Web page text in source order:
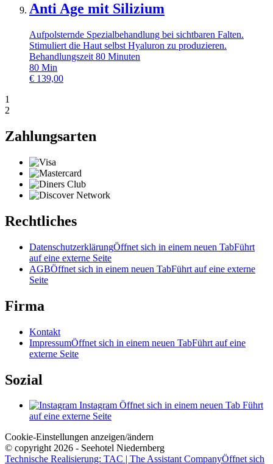
Anti Age mit Silizium
Aufpolsternde Spezialbehandlung bei sichtbaren Falten.
Stimuliert die Haut selbst Hyaluron zu produzieren.
Behandlungszeit 80 Minuten
80 Min
€ 139,00
1
2
Zahlungsarten
Rechtliches
DatenschutzerklärungÖffnet sich in einem neuen TabFührt
auf eine externe Seite
AGBÖffnet sich in einem neuen TabFührt auf eine externe
Seite
Firma
Kontakt
ImpressumÖffnet sich in einem neuen TabFührt auf eine
externe Seite
Sozial
Instagram Öffnet sich in einem neuen Tab Führt
auf eine externe Seite
Cookie-Einstellungen anzeigen/ändern
© copyright 2026 - Seehotel Niedernberg
Technische Realisierung: TAC | The Assistant CompanyÖffnet sich